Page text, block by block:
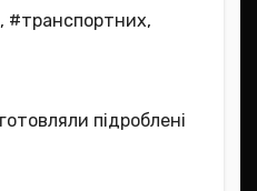
, #транспортних,